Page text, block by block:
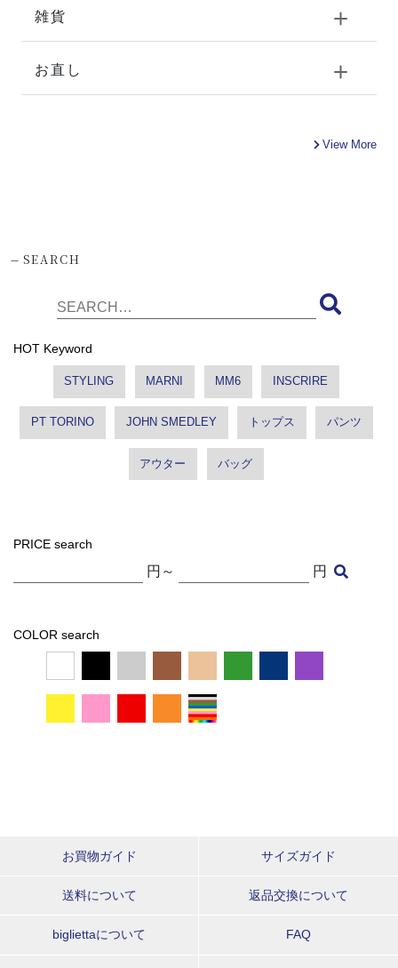
雑貨
お直し
View More
-SEARCH
HOT Keyword
STYLING MARNI MM6 INSCRIRE
PT TORINO JOHN SMEDLEY トップス パンツ
アウター バッグ
PRICE search
円～ 円
COLOR search
お買物ガイド サイズガイド
送料について 返品交換について
bigliettaについて FAQ